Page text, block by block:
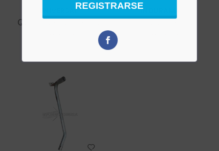
UNIVERSAL
Quemador de cocina
INDURAMA
REGISTRARSE